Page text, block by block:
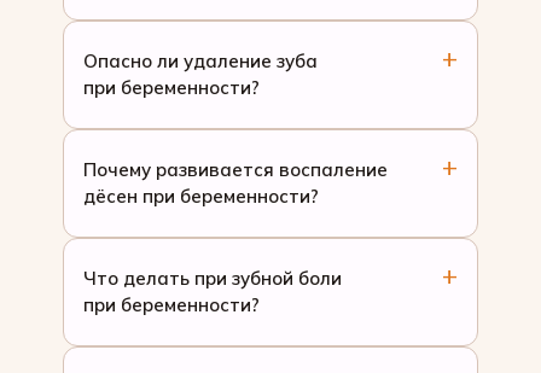
Опасно ли удаление зуба
при беременности?
Почему развивается воспаление
дёсен при беременности?
Что делать при зубной боли
при беременности?